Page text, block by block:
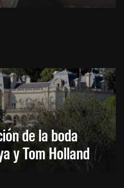
de la boda
y Tom Holland